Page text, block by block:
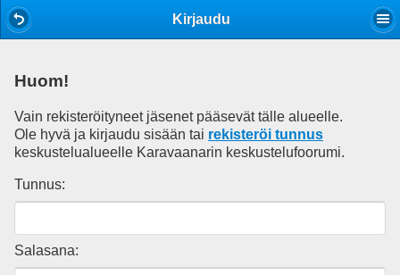
Kirjaudu
Huom!
Vain rekisteröityneet jäsenet pääsevät tälle alueelle.
Ole hyvä ja kirjaudu sisään tai rekisteröi tunnus
keskustelualueelle Karavaanarin keskustelufoorumi.
Tunnus:
Salasana: